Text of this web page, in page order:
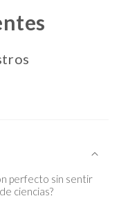
perfecto sin sentir
ciencias?